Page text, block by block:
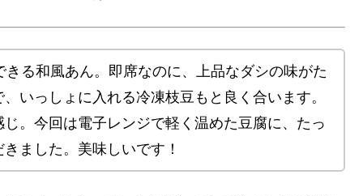
る和風あん。即席なのに、上品なダシの味がた
いっしょに入れる冷凍枝豆もと良く合います。
。今回は電子レンジで軽く温めた豆腐に、たっ
ました。美味しいです！